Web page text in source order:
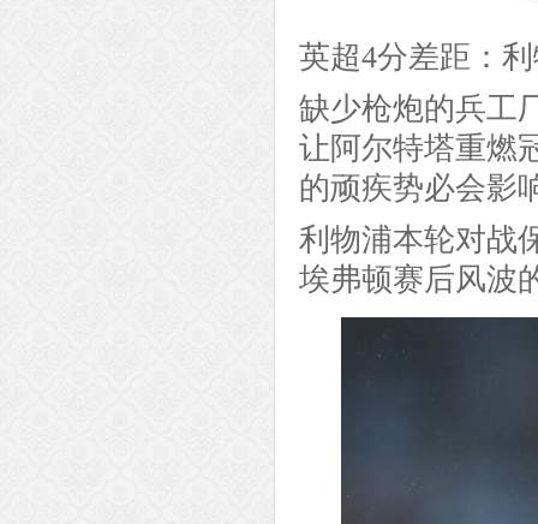
英超4分差距：
缺少枪炮的兵工
让阿尔特塔重燃
的顽疾势必会影
利物浦本轮对战
埃弗顿赛后风波